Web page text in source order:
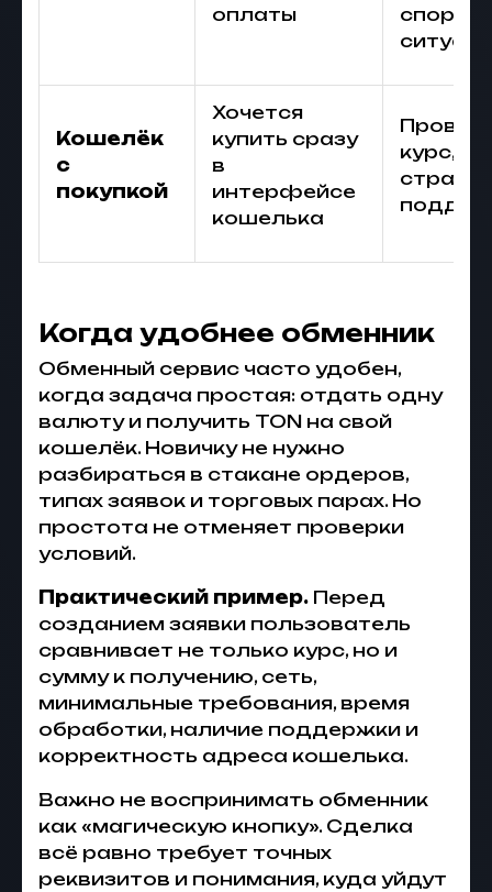
оплаты
Кошелёк
с
покупкой
Хочется
купить сразу
в
интерфейсе
кошелька
курс,
страну
Когда удобнее обменник
Обменный сервис часто удобен,
когда задача простая: отдать одну
валюту и получить TON на свой
кошелёк. Новичку не нужно
разбираться в стакане ордеров,
типах заявок и торговых парах. Но
простота не отменяет проверки
условий.
Практический пример. Перед
созданием заявки пользователь
сравнивает не только курс, но и
сумму к получению, сеть,
минимальные требования, время
обработки, наличие поддержки и
корректность адреса кошелька.
Важно не воспринимать обменник
как «магическую кнопку». Сделка
всё равно требует точных
реквизитов и понимания, куда уйдут